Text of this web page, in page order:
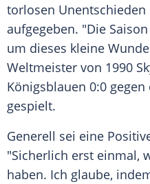
torlosen Unentschieden
aufgegeben. "Die
um dieses kleine
Weltmeister von 1990
Königsblauen 0:0
gespielt.
Generell sei eine
"Sicherlich erst einmal,
haben. Ich glaube,